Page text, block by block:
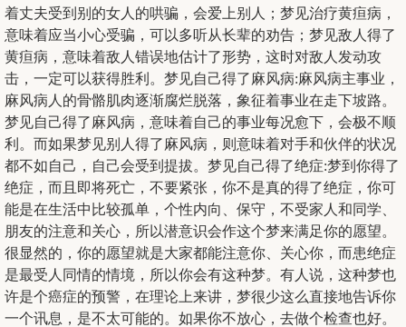
着丈夫受到别的女人的哄骗，会爱上别人；梦见治疗黄疸病，
意味着应当小心受骗，可以多听从长辈的劝告；梦见敌人得了
黄疸病，意味着敌人错误地估计了形势，这时对敌人发动攻
击，一定可以获得胜利。梦见自己得了麻风病:麻风病主事业，
麻风病人的骨骼肌肉逐渐腐烂脱落，象征着事业在走下坡路。
梦见自己得了麻风病，意味着自己的事业每况愈下，会极不顺
利。而如果梦见别人得了麻风病，则意味着对手和伙伴的状况
都不如自己，自己会受到提拔。梦见自己得了绝症:梦到你得了
绝症，而且即将死亡，不要紧张，你不是真的得了绝症，你可
能是在生活中比较孤单，个性内向、保守，不受家人和同学、
朋友的注意和关心，所以潜意识会作这个梦来满足你的愿望。
很显然的，你的愿望就是大家都能注意你、关心你，而患绝症
是最受人同情的情境，所以你会有这种梦。有人说，这种梦也
许是个癌症的预警，在理论上来讲，梦很少这么直接地告诉你
一个讯息，是不太可能的。如果你不放心，去做个检查也好。